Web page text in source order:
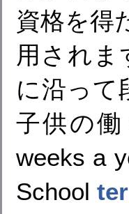
資格を得
用されま
に沿って
子供の
weeks a
School